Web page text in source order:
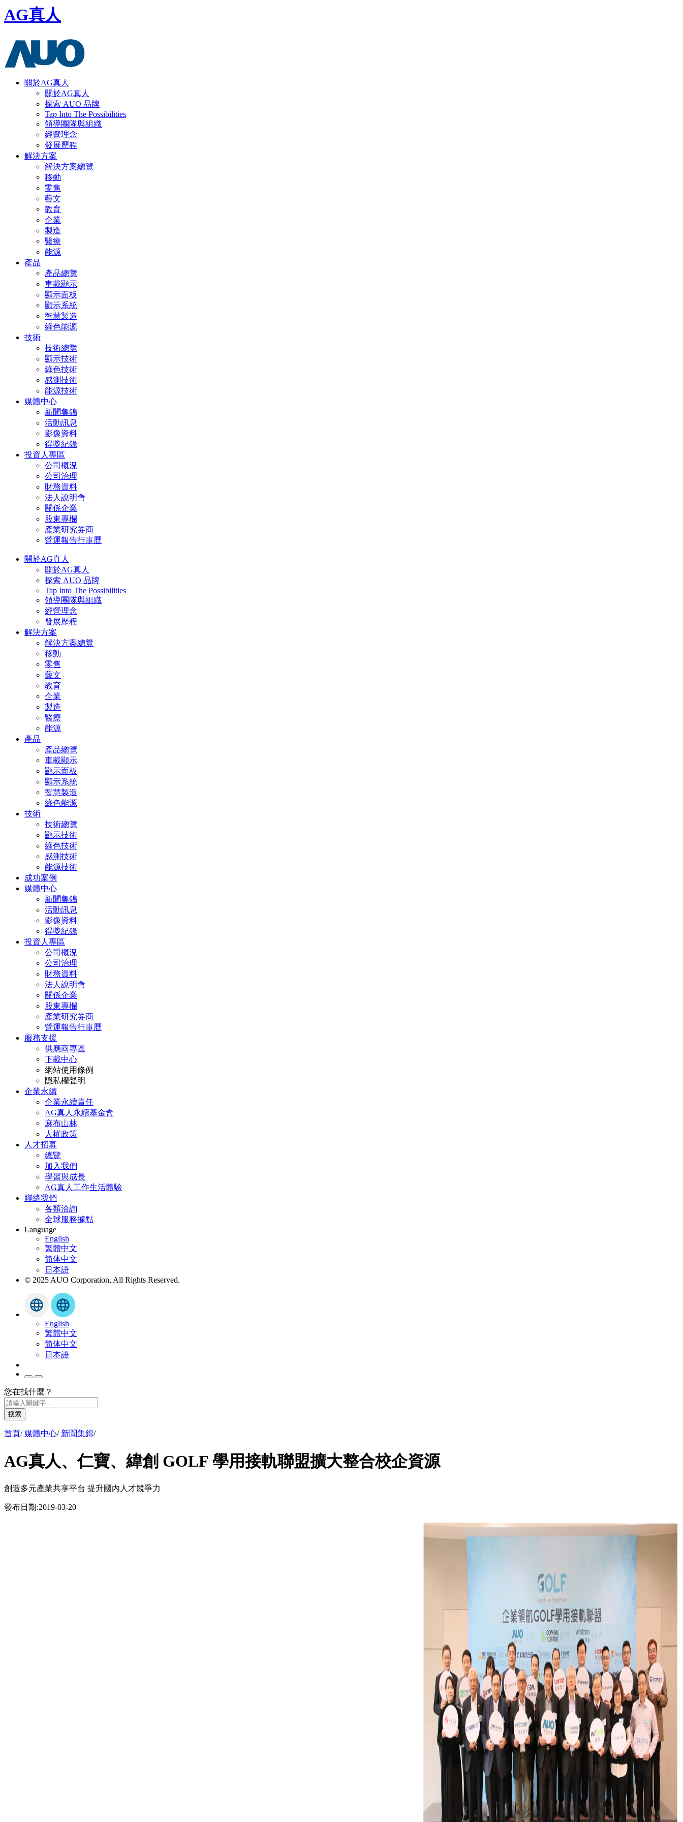
AG真人
關於AG真人
關於AG真人
探索 AUO 品牌
Tap Into The Possibilities
領導團隊與組織
經營理念
發展歷程
解決方案
解決方案總覽
移動
零售
藝文
教育
企業
製造
醫療
能源
產品
產品總覽
車載顯示
顯示面板
顯示系統
智慧製造
綠色能源
技術
技術總覽
顯示技術
綠色技術
感測技術
能源技術
媒體中心
新聞集錦
活動訊息
影像資料
得獎紀錄
投資人專區
公司概況
公司治理
財務資料
法人說明會
關係企業
股東專欄
產業研究券商
營運報告行事曆
關於AG真人
關於AG真人
探索 AUO 品牌
Tap Into The Possibilities
領導團隊與組織
經營理念
發展歷程
解決方案
解決方案總覽
移動
零售
藝文
教育
企業
製造
醫療
能源
產品
產品總覽
車載顯示
顯示面板
顯示系統
智慧製造
綠色能源
技術
技術總覽
顯示技術
綠色技術
感測技術
能源技術
成功案例
媒體中心
新聞集錦
活動訊息
影像資料
得獎紀錄
投資人專區
公司概況
公司治理
財務資料
法人說明會
關係企業
股東專欄
產業研究券商
營運報告行事曆
服務支援
供應商專區
下載中心
網站使用條例
隱私權聲明
企業永續
企業永續責任
AG真人永續基金會
麻布山林
人權政策
人才招募
總覽
加入我們
學習與成長
AG真人工作生活體驗
聯絡我們
各類洽詢
全球服務據點
Language
English
繁體中文
简体中文
日本語
© 2025 AUO Corporation, All Rights Reserved.
English
繁體中文
简体中文
日本語
您在找什麼？
搜索
首頁/ 媒體中心/ 新聞集錦/
AG真人、仁寶、緯創 GOLF 學用接軌聯盟擴大整合校企資源
創造多元產業共享平台 提升國內人才競爭力
發布日期:2019-03-20